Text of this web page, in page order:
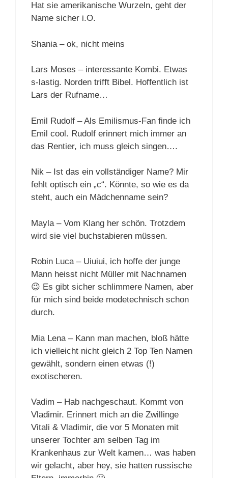
Hat sie amerikanische Wurzeln, geht der
Name sicher i.O.
Shania – ok, nicht meins
Lars Moses – interessante Kombi. Etwas
s-lastig. Norden trifft Bibel. Hoffentlich ist
Lars der Rufname…
Emil Rudolf – Als Emilismus-Fan finde ich
Emil cool. Rudolf erinnert mich immer an
das Rentier, ich muss gleich singen….
Nik – Ist das ein vollständiger Name? Mir
fehlt optisch ein „c“. Könnte, so wie es da
steht, auch ein Mädchenname sein?
Mayla – Vom Klang her schön. Trotzdem
wird sie viel buchstabieren müssen.
Robin Luca – Uiuiui, ich hoffe der junge
Mann heisst nicht Müller mit Nachnamen
😉 Es gibt sicher schlimmere Namen, aber
für mich sind beide modetechnisch schon
durch.
Mia Lena – Kann man machen, bloß hätte
ich vielleicht nicht gleich 2 Top Ten Namen
gewählt, sondern einen etwas (!)
exotischeren.
Vadim – Hab nachgeschaut. Kommt von
Vladimir. Erinnert mich an die Zwillinge
Vitali & Vladimir, die vor 5 Monaten mit
unserer Tochter am selben Tag im
Krankenhaus zur Welt kamen… was haben
wir gelacht, aber hey, sie hatten russische